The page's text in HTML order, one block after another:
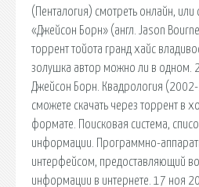
(Пенталогия) смотреть онлайн, или
«Джейсон Борн» (англ. Jason
торрент тойота гранд хайс
золушка автор можно ли в одном.
Джейсон Борн. Квадрология
сможете скачать через торрент в
формате. Поисковая сиcтема,
информации. Программно-
интерфейсом, предоставляющий
информации в интернете. 17 ноя